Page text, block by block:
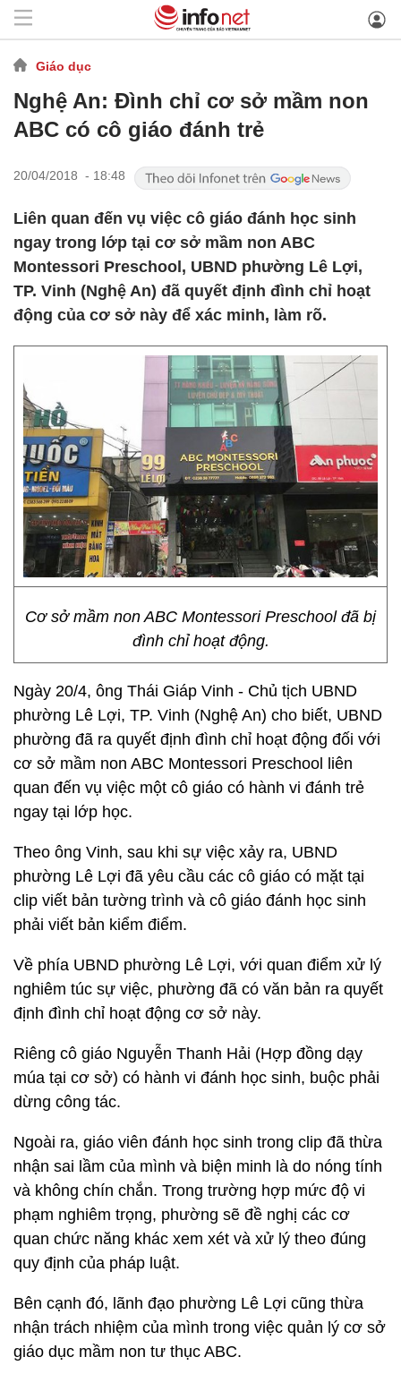
Giáo dục
Nghệ An: Đình chỉ cơ sở mầm non
ABC có cô giáo đánh trẻ
20/04/2018 - 18:48
Liên quan đến vụ việc cô giáo đánh học sinh
ngay trong lớp tại cơ sở mầm non ABC
Montessori Preschool, UBND phường Lê Lợi,
TP. Vinh (Nghệ An) đã quyết định đình chỉ hoạt
động của cơ sở này để xác minh, làm rõ.
Cơ sở mầm non ABC Montessori Preschool đã bị
đình chỉ hoạt động.
Ngày 20/4, ông Thái Giáp Vinh - Chủ tịch UBND
phường Lê Lợi, TP. Vinh (Nghệ An) cho biết, UBND
phường đã ra quyết định đình chỉ hoạt động đối với
cơ sở mầm non ABC Montessori Preschool liên
quan đến vụ việc một cô giáo có hành vi đánh trẻ
ngay tại lớp học.
Theo ông Vinh, sau khi sự việc xảy ra, UBND
phường Lê Lợi đã yêu cầu các cô giáo có mặt tại
clip viết bản tường trình và cô giáo đánh học sinh
phải viết bản kiểm điểm.
Về phía UBND phường Lê Lợi, với quan điểm xử lý
nghiêm túc sự việc, phường đã có văn bản ra quyết
định đình chỉ hoạt động cơ sở này.
Riêng cô giáo Nguyễn Thanh Hải (Hợp đồng dạy
múa tại cơ sở) có hành vi đánh học sinh, buộc phải
dừng công tác.
Ngoài ra, giáo viên đánh học sinh trong clip đã thừa
nhận sai lầm của mình và biện minh là do nóng tính
và không chín chắn. Trong trường hợp mức độ vi
phạm nghiêm trọng, phường sẽ đề nghị các cơ
quan chức năng khác xem xét và xử lý theo đúng
quy định của pháp luật.
Bên cạnh đó, lãnh đạo phường Lê Lợi cũng thừa
nhận trách nhiệm của mình trong việc quản lý cơ sở
giáo dục mầm non tư thục ABC.